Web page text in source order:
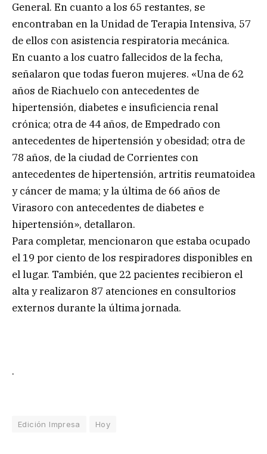
General. En cuanto a los 65 restantes, se
encontraban en la Unidad de Terapia Intensiva, 57
de ellos con asistencia respiratoria mecánica.
En cuanto a los cuatro fallecidos de la fecha,
señalaron que todas fueron mujeres. «Una de 62
años de Riachuelo con antecedentes de
hipertensión, diabetes e insuficiencia renal
crónica; otra de 44 años, de Empedrado con
antecedentes de hipertensión y obesidad; otra de
78 años, de la ciudad de Corrientes con
antecedentes de hipertensión, artritis reumatoidea
y cáncer de mama; y la última de 66 años de
Virasoro con antecedentes de diabetes e
hipertensión», detallaron.
Para completar, mencionaron que estaba ocupado
el 19 por ciento de los respiradores disponibles en
el lugar. También, que 22 pacientes recibieron el
alta y realizaron 87 atenciones en consultorios
externos durante la última jornada.
.
Edición Impresa Hoy